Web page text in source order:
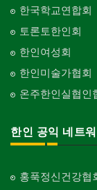
한국학교연합회
토론토한인회
한인여성회
한인미술가협회
온주한인실협인
한인 공익 네트
홍푹정신건강협